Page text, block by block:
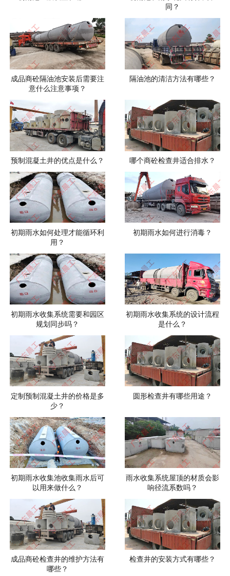
同？
成品商砼隔油池安装后需要注
意什么注意事项？
隔油池的清洁方法有哪些？
预制混凝土井的优点是什么？ 哪个商砼检查井适合排水？
初期雨水如何处理才能循环利
用？
初期雨水如何进行消毒？
初期雨水收集系统需要和园区
规划同步吗？
初期雨水收集系统的设计流程
是什么？
定制预制混凝土井的价格是多
少？
圆形检查井有哪些用途？
初期雨水收集池收集雨水后可
以用来做什么？
雨水收集系统屋顶的材质会影
响径流系数吗？
成品商砼检查井的维护方法有
哪些？
检查井的安装方式有哪些？